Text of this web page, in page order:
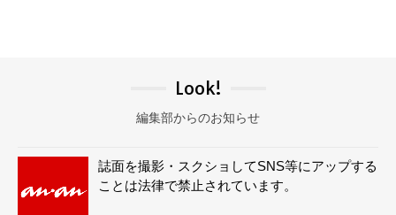
Look!
編集部からのお知らせ
誌面を撮影・スクショしてSNS等にアップする
ことは法律で禁止されています。